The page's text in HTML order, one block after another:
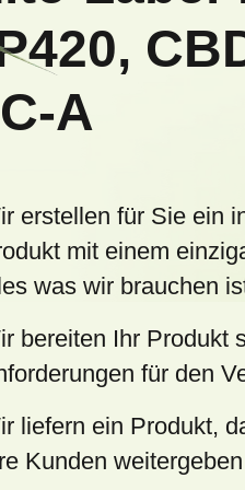
A
erstellen für Sie ein
mit einem
was wir brauchen
bereiten Ihr Produkt
für den
liefern ein Produkt,
Kunden